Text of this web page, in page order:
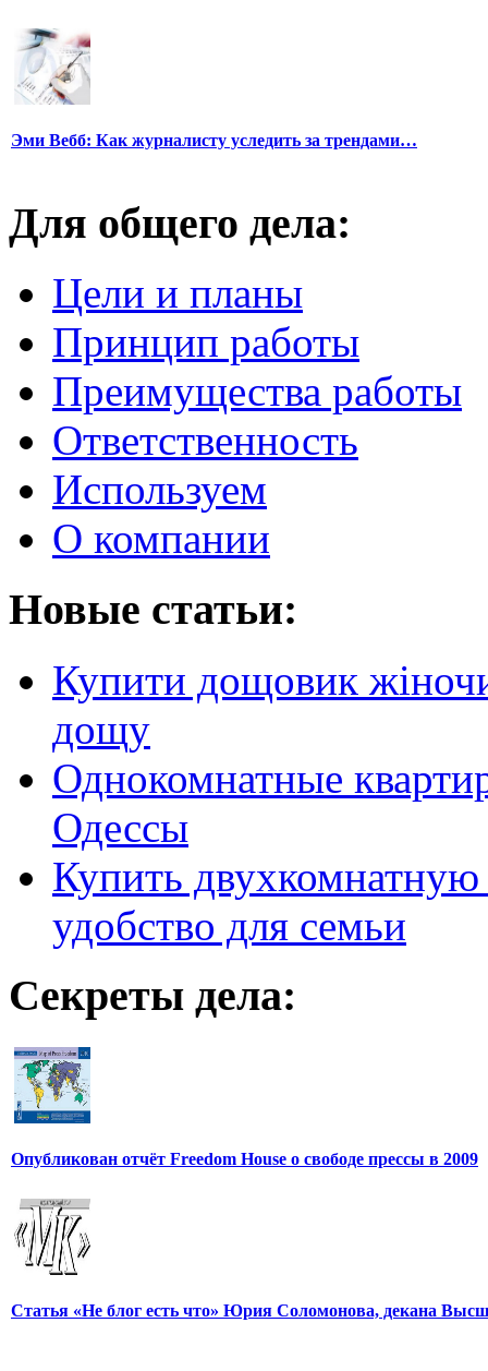
Эми Вебб: Как журналисту уследить за трендами…
Для общего дела:
Цели и планы
Принцип работы
Преимущества работы
Ответственность
Используем
О компании
Новые статьи:
Купити дощовик
дощу
Однокомнатные
Одессы
Купить
удобство для семьи
Секреты дела:
Опубликован отчёт Freedom House о свободе прессы в 2009
Статья «Не блог есть что» Юрия Соломонова, декана